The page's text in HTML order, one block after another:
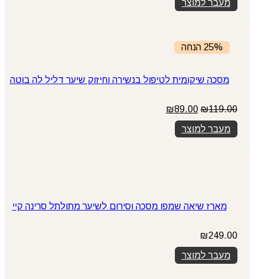
היה:
₪199.00.
מעבר למוצר
25% הנחה
מסכה שיקומית לטיפול בנשירה וחיזוק שיער דליל לה בוטה
₪119.00
המחיר
המקורי
היה:
₪119.00.
₪89.00
מעבר למוצר
מארז שיאה שמפו מסכה וסירום לשיער מתולתל סרינה קיי
₪249.00
מעבר למוצר